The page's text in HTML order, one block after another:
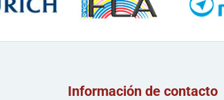
Información de contacto